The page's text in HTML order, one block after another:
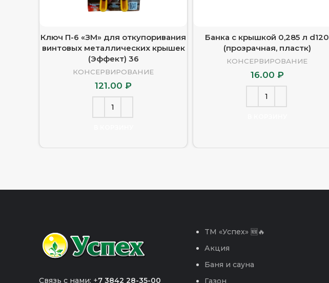
Ключ П-6 «ЗМ» для откупоривания
винтовых металлических крышек
(Эффект) 36
КОНСЕРВИРОВАНИЕ
121.00₽
Банка с крышкой 0,285 л d120
(прозрачная, пластк)
КОНСЕРВИРОВАНИЕ
16.00 ₽
Связь с нами: +7 3842 28-35-00
TM «Успех» 🆕🔥
Акция
Баня и сауна
Газон